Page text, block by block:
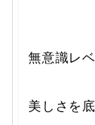
無意識レ
美しさを